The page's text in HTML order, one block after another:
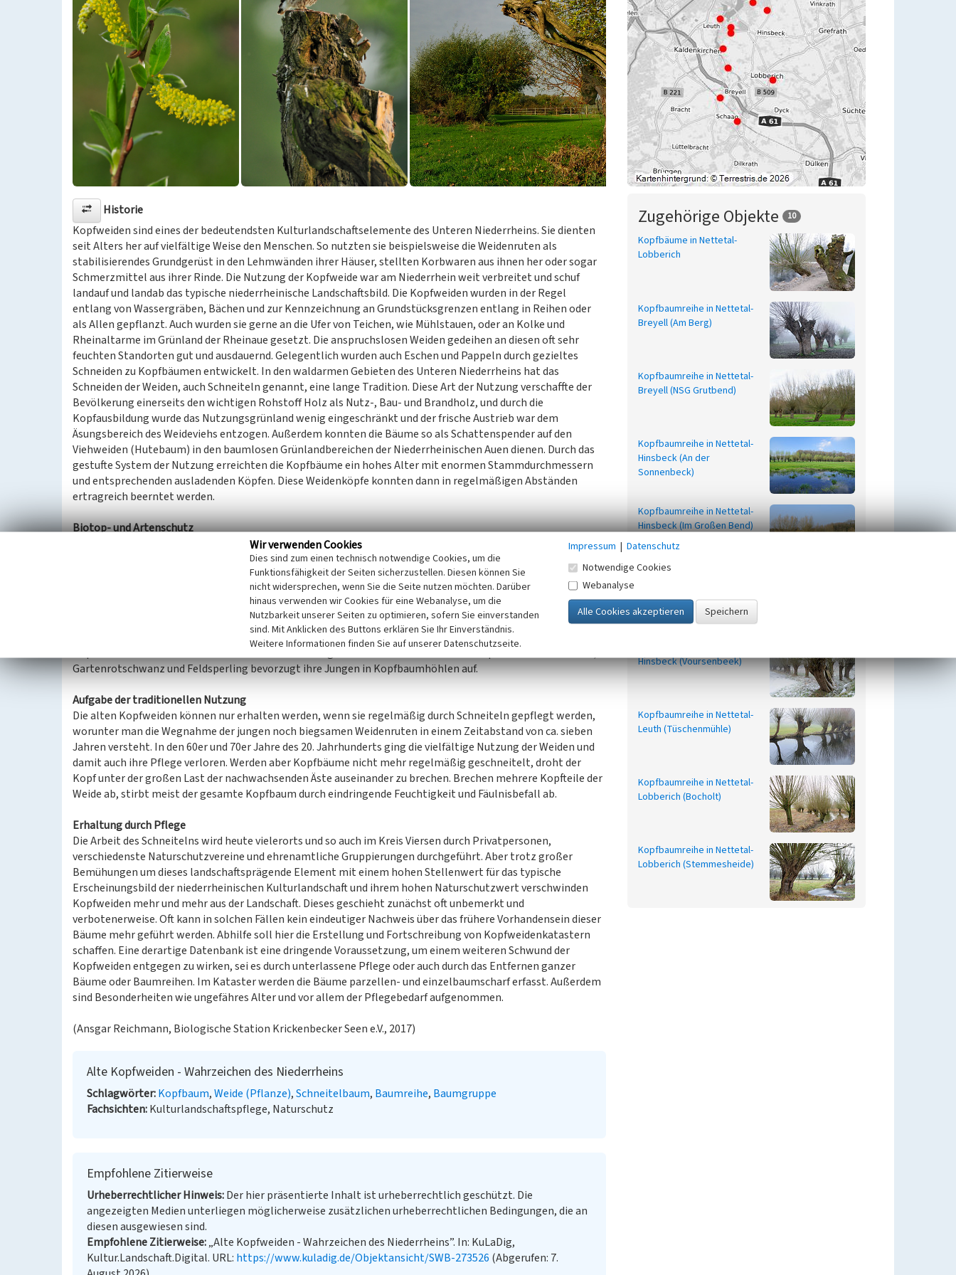
Historie
Kopfweiden sind eines der bedeutendsten Kulturlandschaftselemente des Unteren Niederrheins. Sie dienten
seit Alters her auf vielfältige Weise den Menschen. So nutzten sie beispielsweise die Weidenruten als
stabilisierendes Grundgerüst in den Lehmwänden ihrer Häuser, stellten Korbwaren aus ihnen her oder sogar
Schmerzmittel aus ihrer Rinde. Die Nutzung der Kopfweide war am Niederrhein weit verbreitet und schuf
landauf und landab das typische niederrheinische Landschaftsbild. Die Kopfweiden wurden in der Regel
entlang von Wassergräben, Bächen und zur Kennzeichnung an Grundstücksgrenzen entlang in Reihen oder
als Allen gepflanzt. Auch wurden sie gerne an die Ufer von Teichen, wie Mühlstauen, oder an Kolke und
Rheinaltarme im Grünland der Rheinaue gesetzt. Die anspruchslosen Weiden gedeihen an diesen oft sehr
feuchten Standorten gut und ausdauernd. Gelegentlich wurden auch Eschen und Pappeln durch gezieltes
Schneiden zu Kopfbäumen entwickelt. In den waldarmen Gebieten des Unteren Niederrheins hat das
Schneiden der Weiden, auch Schneiteln genannt, eine lange Tradition. Diese Art der Nutzung verschaffte der
Bevölkerung einerseits den wichtigen Rohstoff Holz als Nutz-, Bau- und Brandholz, und durch die
Kopfausbildung wurde das Nutzungsgrünland wenig eingeschränkt und der frische Austrieb war dem
Äsungsbereich des Weideviehs entzogen. Außerdem konnten die Bäume so als Schattenspender auf den
Viehweiden (Hutebaum) in den baumlosen Grünlandbereichen der Niederrheinischen Auen dienen. Durch das
gestufte System der Nutzung erreichten die Kopfbäume ein hohes Alter mit enormen Stammdurchmessern
und entsprechenden ausladenden Köpfen. Diese Weidenköpfe konnten dann in regelmäßigen Abständen
ertragreich beerntet werden.
Biotop- und Artenschutz
Darüber hinaus haben über Jahrzehnte wenn nicht Jahrhunderte genutzte Kopfbäume eine hohe Bedeutung
nicht nur für das Landschaftsbild, sondern auch für den Biotop- und Artenschutz. Vor allem die alten
Kopfweiden mit großem Stammumfang und ausladenden Kronen waren und sind bei einer großen Zahl von
Insekten, Vögeln und Säugetieren beliebte Rückzugs-, Aufenthalts- und Brutorte. Die höhlenreichen
Baumstämme werden vor allem vom Steinkauz (Athene noctua) als Bruthabitat genutzt. Für diese kleine
Eulenart bildet der Niederrhein einen Verbreitungsschwerpunkt - über 50% des bundesdeutschen
Brutbestandes brütet in Nordrhein-Westfalen. Der Steinkauz ist der Charaktervogel der niederrheinischen
Gartenrotschwanz und Feldsperling bevorzugt ihre Jungen in Kopfbaumhöhlen auf.
Aufgabe der traditionellen Nutzung
Die alten Kopfweiden können nur erhalten werden, wenn sie regelmäßig durch Schneiteln gepflegt werden,
worunter man die Wegnahme der jungen noch biegsamen Weidenruten in einem Zeitabstand von ca. sieben
Jahren versteht. In den 60er und 70er Jahre des 20. Jahrhunderts ging die vielfältige Nutzung der Weiden und
damit auch ihre Pflege verloren. Werden aber Kopfbäume nicht mehr regelmäßig geschneitelt, droht der
Kopf unter der großen Last der nachwachsenden Äste auseinander zu brechen. Brechen mehrere Kopfteile der
Weide ab, stirbt meist der gesamte Kopfbaum durch eindringende Feuchtigkeit und Fäulnisbefall ab.
Erhaltung durch Pflege
Die Arbeit des Schneitelns wird heute vielerorts und so auch im Kreis Viersen durch Privatpersonen,
verschiedenste Naturschutzvereine und ehrenamtliche Gruppierungen durchgeführt. Aber trotz großer
Bemühungen um dieses landschaftsprägende Element mit einem hohen Stellenwert für das typische
Erscheinungsbild der niederrheinischen Kulturlandschaft und ihrem hohen Naturschutzwert verschwinden
Kopfweiden mehr und mehr aus der Landschaft. Dieses geschieht zunächst oft unbemerkt und
verbotenerweise. Oft kann in solchen Fällen kein eindeutiger Nachweis über das frühere Vorhandensein dieser
Bäume mehr geführt werden. Abhilfe soll hier die Erstellung und Fortschreibung von Kopfweidenkatastern
schaffen. Eine derartige Datenbank ist eine dringende Voraussetzung, um einem weiteren Schwund der
Kopfweiden entgegen zu wirken, sei es durch unterlassene Pflege oder auch durch das Entfernen ganzer
Bäume oder Baumreihen. Im Kataster werden die Bäume parzellen- und einzelbaumscharf erfasst. Außerdem
sind Besonderheiten wie ungefähres Alter und vor allem der Pflegebedarf aufgenommen.
(Ansgar Reichmann, Biologische Station Krickenbecker Seen e.V., 2017)
Alte Kopfweiden - Wahrzeichen des Niederrheins
Schlagwörter Kopfbaum Weide (Pflanze) Schneitelbaum Baumreihe Baumgruppe
Fachsichten Kulturlandschaftspflege, Naturschutz
Empfohlene Zitierweise
Urheberrechtlicher Hinweis Der hier präsentierte Inhalt ist urheberrechtlich geschützt. Die
angezeigten Medien unterliegen möglicherweise zusätzlichen urheberrechtlichen Bedingungen, die an
diesen ausgewiesen sind.
Empfohlene Zitierweise „Alte Kopfweiden - Wahrzeichen des Niederrheins”. In: KuLaDig,
Kultur.Landschaft.Digital. URL: https://www.kuladig.de/Objektansicht/SWB-273526 (Abgerufen: 7.
Zugehörige Objekte 10
Kopfbäume in Nettetal-
Lobberich
Kopfbaumreihe in Nettetal-
Breyell (Am Berg)
Kopfbaumreihe in Nettetal-
Breyell (NSG Grutbend)
Kopfbaumreihe in Nettetal-
Hinsbeck (An der
Sonnenbeck)
Kopfbaumreihe in Nettetal-
Hinsbeck (Im Großen Bend)
Hinsbeck (Voursenbeek)
Kopfbaumreihe in Nettetal-
Leuth (Tüschenmühle)
Kopfbaumreihe in Nettetal-
Lobberich (Bocholt)
Kopfbaumreihe in Nettetal-
Lobberich (Stemmesheide)
Wir verwenden Cookies
Dies sind zum einen technisch notwendige Cookies, um die
Funktionsfähigkeit der Seiten sicherzustellen. Diesen können Sie
nicht widersprechen, wenn Sie die Seite nutzen möchten. Darüber
hinaus verwenden wir Cookies für eine Webanalyse, um die
Nutzbarkeit unserer Seiten zu optimieren, sofern Sie einverstanden
sind. Mit Anklicken des Buttons erklären Sie Ihr Einverständnis.
Weitere Informationen finden Sie auf unserer Datenschutzseite.
Impressum | Datenschutz
Notwendige Cookies
Webanalyse